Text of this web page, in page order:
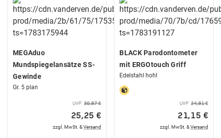
MEGAduo
Mundspiegelansätze SS-
Gewinde
Gr. 5 plan
UVP 30,87 €
25,25 €
zzgl. MwSt. &Versand
BLACK Parodontometer
mit ERGOtouch Griff
Edelstahl hohl
UVP 24,91 €
21,15 €
zzgl. MwSt. &Versand